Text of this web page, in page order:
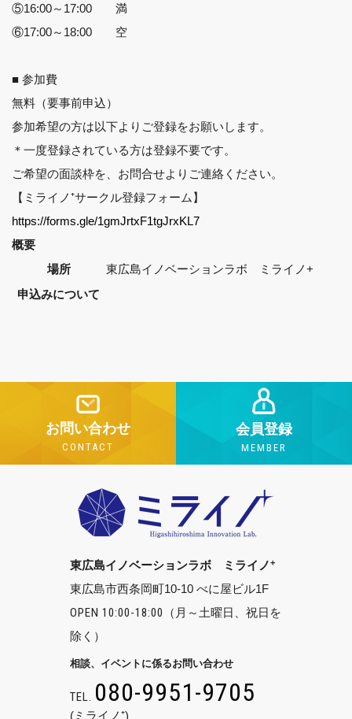
⑤16:00～17:00 満
⑥17:00～18:00 空
■ 参加費
無料（要事前申込）
参加希望の方は以下よりご登録をお願いします。
＊一度登録されている方は登録不要です。
ご希望の面談枠を、お問合せよりご連絡ください。
【ミライノ⁺サークル登録フォーム】
https://forms.gle/1gmJrtxF1tgJrxKL7
概要
場所
東広島イノベーションラボ ミライノ+
申込みについて
お問い合わせ
CONTACT
会員登録
MEMBER
東広島イノベーションラボ ミライノ+
東広島市西条岡町10-10 べに屋ビル1F
OPEN 10:00-18:00
（月～土曜日、祝日を
除く）
相談、イベントに係るお問い合わせ
TEL. 080-9951-9705
(ミライノ⁺)